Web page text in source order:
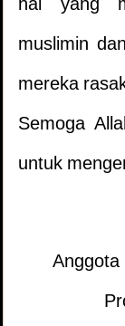
muslimin
mereka
Semoga
untuk